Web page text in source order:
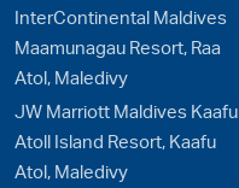
InterContinental Maldives
Maamunagau Resort, Raa
Atol, Maledivy
JW Marriott Maldives Kaafu
Atoll Island Resort, Kaafu
Atol, Maledivy